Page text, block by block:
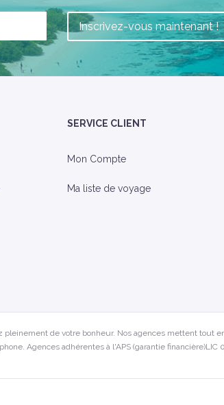
Inscrivez-vous maintenant !
SERVICE CLIENT
Mon Compte
Ma liste de voyage
pleinement de votre bonheur. Nos agences mettent tout
Agences adhérentes à l'APS (garantie financière)LIC